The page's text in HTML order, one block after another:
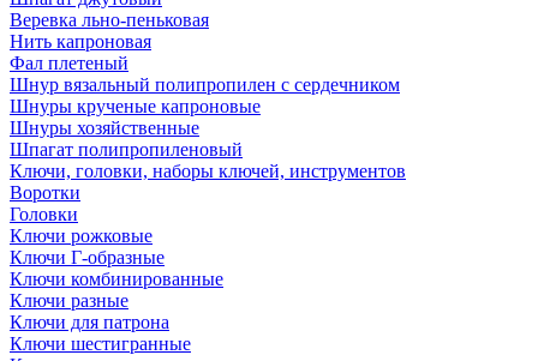
Веревка льно-пеньковая
Нить капроновая
Фал плетеный
Шнур вязальный полипропилен с сердечником
Шнуры крученые капроновые
Шнуры хозяйственные
Шпагат полипропиленовый
Ключи, головки, наборы ключей, инструментов
Воротки
Головки
Ключи рожковые
Ключи Г-образные
Ключи комбинированные
Ключи разные
Ключи для патрона
Ключи шестигранные